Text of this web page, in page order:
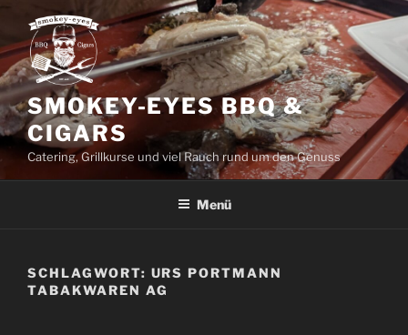
Inhalt
springen
SMOKEY-EYES BBQ &
CIGARS
Catering, Grillkurse und viel Rauch rund um den Genuss
Menü
SCHLAGWORT: URS PORTMANN
TABAKWAREN AG